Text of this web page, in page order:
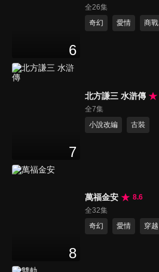
6
全26集
奇幻
愛情 商戰
7
北方謙三 水滸傳
全7集
小說改編
古裝
8
萬福金安
8.6
全32集
奇幻
愛情 穿越